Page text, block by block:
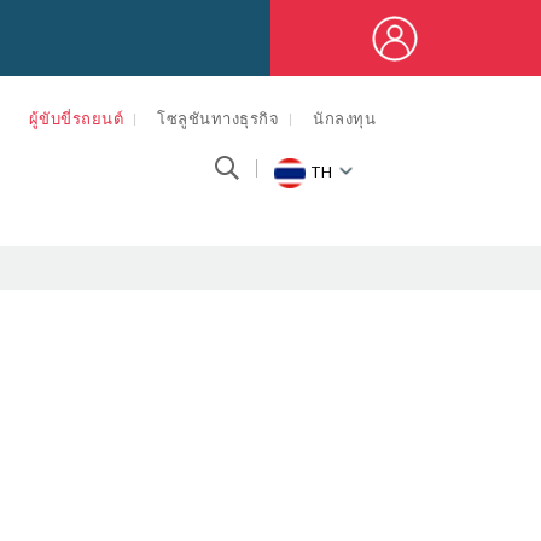
ผู้ขับขี่รถยนต์ โซลูชันทางธุรกิจ นักลงทุน
TH